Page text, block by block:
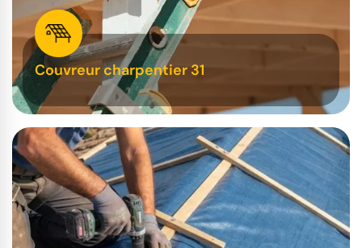
Couvreur charpentier 31